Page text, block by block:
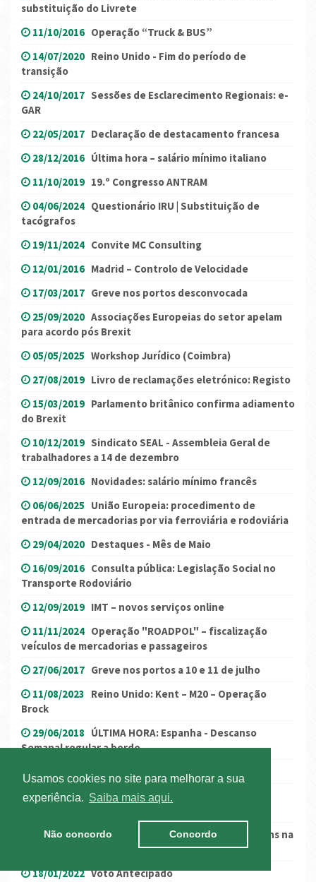
Usamos cookies no site para melhorar a sua
experiência.
Saiba mais aqui.
Não concordo Concordo
substituição do Livrete
11/10/2016 Operação “Truck & BUS”
14/07/2020 Reino Unido - Fim do período de
transição
24/10/2017 Sessões de Esclarecimento Regionais: e-
GAR
22/05/2017 Declaração de destacamento francesa
28/12/2016 Última hora – salário mínimo italiano
11/10/2019 19.º Congresso ANTRAM
04/06/2024 Questionário IRU | Substituição de
tacógrafos
19/11/2024 Convite MC Consulting
12/01/2016 Madrid – Controlo de Velocidade
17/03/2017 Greve nos portos desconvocada
25/09/2020 Associações Europeias do setor apelam
para acordo pós Brexit
05/05/2025 Workshop Jurídico (Coimbra)
27/08/2019 Livro de reclamações eletrónico: Registo
15/03/2019 Parlamento britânico confirma adiamento
do Brexit
10/12/2019 Sindicato SEAL - Assembleia Geral de
trabalhadores a 14 de dezembro
12/09/2016 Novidades: salário mínimo francês
06/06/2025 União Europeia: procedimento de
entrada de mercadorias por via ferroviária e rodoviária
29/04/2020 Destaques - Mês de Maio
16/09/2016 Consulta pública: Legislação Social no
Transporte Rodoviário
12/09/2019 IMT – novos serviços online
11/11/2024 Operação "ROADPOL" – fiscalização
veículos de mercadorias e passageiros
27/06/2017 Greve nos portos a 10 e 11 de julho
11/08/2023 Reino Unido: Kent – M20 – Operação
Brock
29/06/2018 ÚLTIMA HORA: Espanha - Descanso
Semanal regular a bordo
Diplomas de Honra da IRU 2024
09/05/2018
Majoração dos custos com os
18/10/2024 Espanha: levantamento das portagens na
circular AP-7 em Alicante
18/01/2022 Voto Antecipado